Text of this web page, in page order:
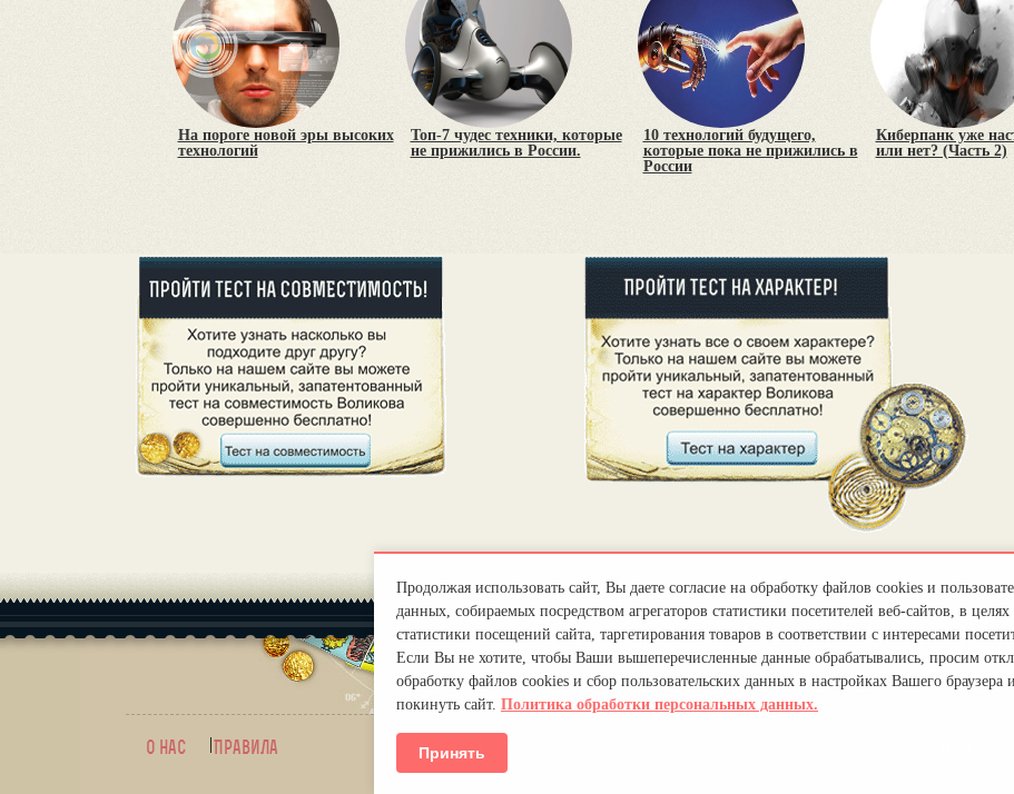
На пороге новой эры высоких
технологий
Топ-7 чудес техники, которые
не прижились в России.
10 технологий будущего,
которые пока не прижились в
России
Киберпанк уже
или нет? (Часть 2)
О нас |Правила mirprognoz@mail.ru
Продолжая использовать сайт, Вы даете согласие на обработку файлов cookies и
данных, собираемых посредством агрегаторов статистики посетителей веб-сайтов, в целях
статистики посещений сайта, таргетирования товаров в соответствии с интересами
Если Вы не хотите, чтобы Ваши вышеперечисленные данные обрабатывались, просим
обработку файлов cookies и сбор пользовательских данных в настройках Вашего браузера
покинуть сайт. Политика обработки персональных данных.
Принять